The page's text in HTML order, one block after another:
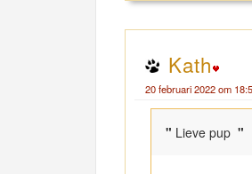
Kath
20 februari 2022 om
" Lieve pup "